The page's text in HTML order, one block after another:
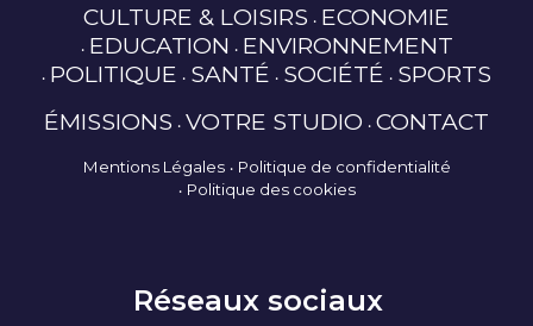
CULTURE & LOISIRS ECONOMIE
EDUCATION ENVIRONNEMENT
POLITIQUE SANTÉ SOCIÉTÉ SPORTS
ÉMISSIONS VOTRE STUDIO CONTACT
Mentions Légales
Politique de confidentialité
Politique des cookies
Réseaux sociaux